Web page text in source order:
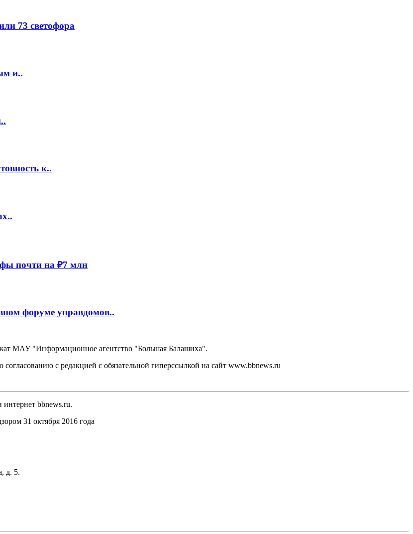
73 светофора
и..
к..
почти на ₽7 млн
форуме управдомов..
МАУ "Информационное агентство "Большая Балашиха".
с редакцией с обязательной гиперссылкой на сайт www.bbnews.ru
bbnews.ru.
31 октября 2016 года
д. 5.